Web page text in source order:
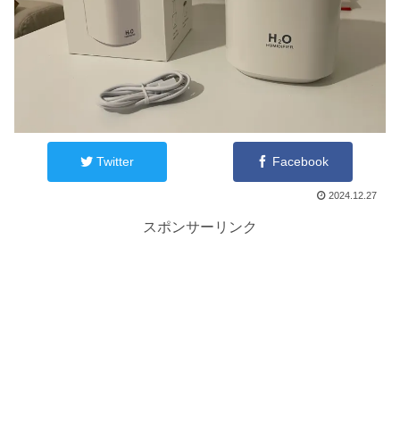
Twitter Facebook
2024.12.27
スポンサーリンク